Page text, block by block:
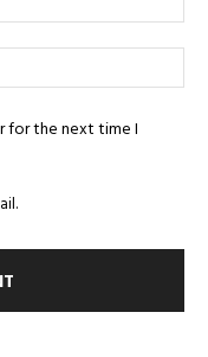
for the next time I